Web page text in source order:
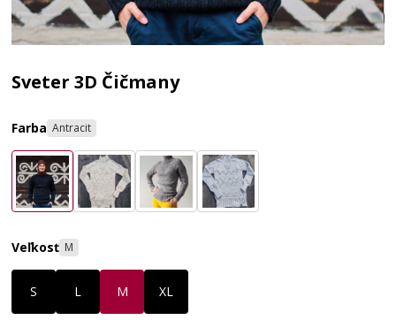
Sveter 3D Čičmany
Farba Antracit
Veľkosť M
S L M XL